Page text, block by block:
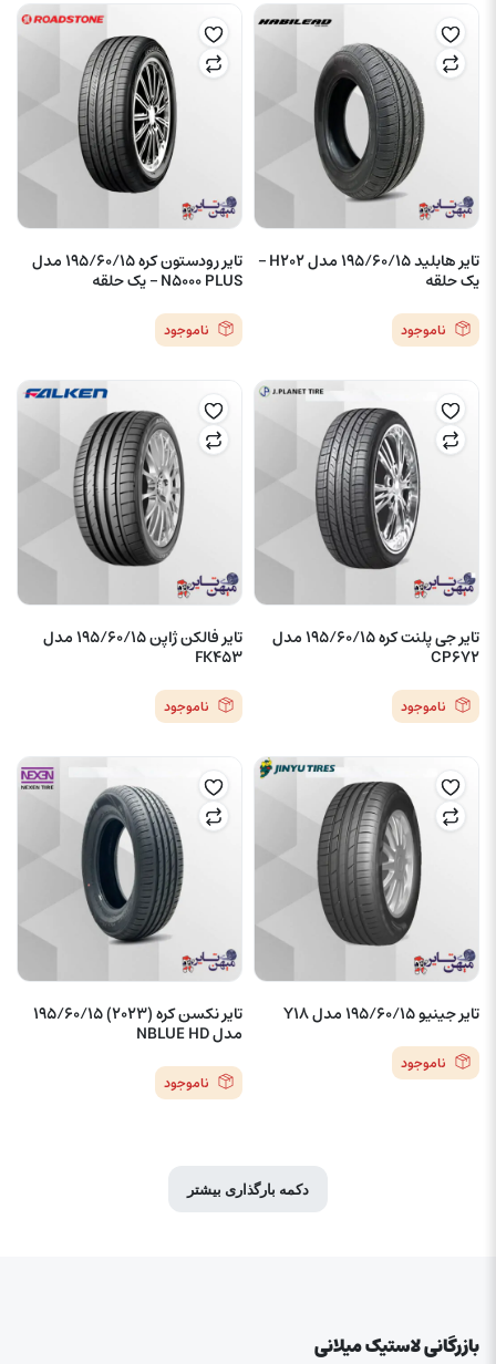
تایر هابلید 195/60/15 مدل H202 –
یک حلقه
ناموجود
تایر رودستون کره 195/60/15 مدل
N5000 PLUS – یک حلقه
ناموجود
تایر جی پلنت کره 195/60/15 مدل
CP672
ناموجود
تایر فالکن ژاپن 195/60/15 مدل
FK453
ناموجود
تایر جینیو 195/60/15 مدل Y18
ناموجود
تایر نکسن کره (2023) 195/60/15
مدل NBLUE HD
ناموجود
دکمه بارگذاری بیشتر
بازرگانی لاستیک میلانی